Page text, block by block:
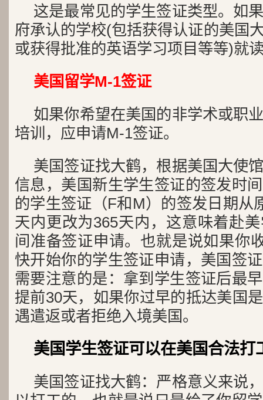
这是最常见的学生签证类型。如
府承认的学校(包括获得认证的美国
或获得批准的英语学习项目等等)就
美国留学M-1签证
如果你希望在美国的非学术或职
培训，应申请M-1签证。
美国签证找大鹤，根据美国大使
信息，美国新生学生签证的签发时
的学生签证（F和M）的签发日期从
天内更改为365天内，这意味着赴
间准备签证申请。也就是说如果你
快开始你的学生签证申请，美国签
需要注意的是：拿到学生签证后最
提前30天，如果你过早的抵达美国
遇遣返或者拒绝入境美国。
美国学生签证可以在美国合法打
美国签证找大鹤：严格意义来说